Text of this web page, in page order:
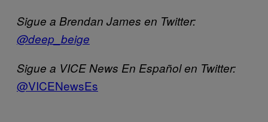
Sigue a Brendan James en Twitter:
@deep_beige
Sigue a VICE News En Español en Twitter:
@VICENewsEs